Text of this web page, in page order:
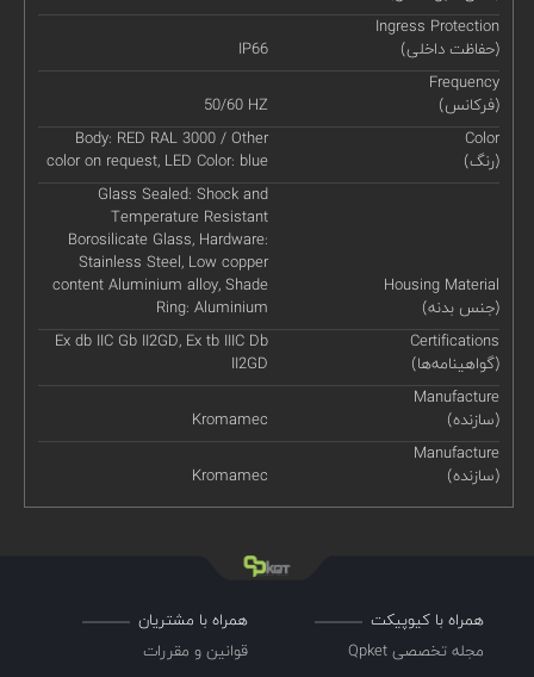
Ingress Protection
(حفاظت داخلی)
IP66
Frequency
(فرکانس)
50/60 HZ
Color
(رنگ)
Body: RED RAL 3000 / Other
color on request, LED Color: blue
Housing Material
(جنس بدنه)
Glass Sealed: Shock and
Temperature Resistant
Borosilicate Glass, Hardware:
Stainless Steel, Low copper
content Aluminium alloy, Shade
Ring: Aluminium
Certifications
(گواهینامه‌ها)
Ex db IIC Gb II2GD, Ex tb IIIC Db
II2GD
Manufacture
(سازنده)
Kromamec
Manufacture
(سازنده)
Kromamec
همراه با کیوپیکت
مجله تخصصی Qpket
همراه با مشتریان
قوانین و مقررات